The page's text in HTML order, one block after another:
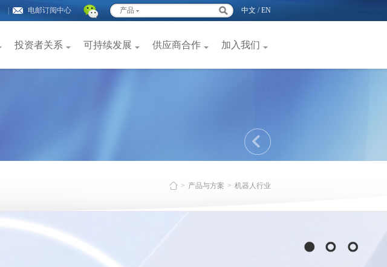
电邮订阅中心 产品 中文 /EN
投资者关系 可持续发展 供应商合作 加入我们
> 产品与方案 > 机器人行业